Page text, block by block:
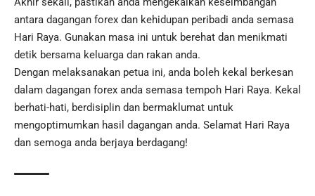
antara dagangan forex dan kehidupan peribadi anda semasa
Hari Raya. Gunakan masa ini untuk berehat dan menikmati
detik bersama keluarga dan rakan anda.
Dengan melaksanakan petua ini, anda boleh kekal berkesan
dalam dagangan forex anda semasa tempoh Hari Raya. Kekal
berhati-hati, berdisiplin dan bermaklumat untuk
mengoptimumkan hasil dagangan anda. Selamat Hari Raya
dan semoga anda berjaya berdagang!